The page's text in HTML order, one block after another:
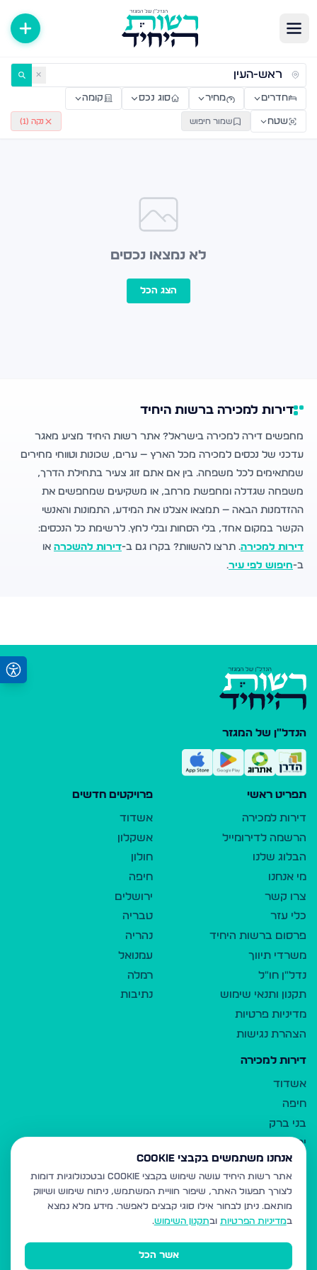
דירות למכירה ולהשכרה — רשות היחיד ✕
חדרים מחיר סוג נכס קומה
שטח שמור חיפוש נקה ( 1
)
לא נמצאו נכסים
הצג הכל
דירות למכירה ברשות היחיד
מחפשים דירה למכירה בישראל? אתר רשות היחיד מציע מאגר
עדכני של נכסים למכירה מכל הארץ — ערים, שכונות וטווחי מחירים
שמתאימים לכל משפחה. בין אם אתם זוג צעיר בתחילת הדרך,
משפחה שגדלה ומחפשת מרחב, או משקיעים שמחפשים את
ההזדמנות הבאה — תמצאו אצלנו את המידע, התמונות והאנשי
הקשר במקום אחד, בלי הסחות ובלי לחץ. לרשימת כל הנכסים:
דירות למכירה. תרצו להשוות? בקרו גם ב-דירות להשכרה או
ב-חיפוש לפי עיר.
הנדל"ן של המגזר
תפריט ראשי
דירות למכירה
הרשמה לדירומייל
הבלוג שלנו
מי אנחנו
צרו קשר
כלי עזר
פרסום ברשות היחיד
משרדי תיווך
נדל"ן חו"ל
תקנון ותנאי שימוש
מדיניות פרטיות
הצהרת נגישות
פרויקטים חדשים
אשדוד
אשקלון
חולון
חיפה
ירושלים
טבריה
נהריה
עמנואל
רמלה
נתיבות
דירות למכירה
אשדוד
חיפה
בני ברק
ירושלים
אלעד
גבעת זאב
בית שמש
רכסים
מודיעין עילית
אנחנו משתמשים בקבצי Cookie
אתר רשות היחיד עושה שימוש בקבצי Cookie ובטכנולוגיות דומות
לצורך תפעול האתר, שיפור חוויית המשתמש, ניתוח שימוש ושיווק
מותאם. ניתן לבחור אילו סוגי קבצים לאפשר. מידע מלא נמצא
במדיניות הפרטיות ובתקנון השימוש.
אשר הכל